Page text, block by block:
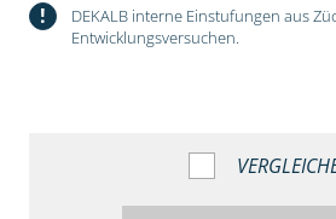
!
DEKALB interne Einstufungen aus
Entwicklungsversuchen.